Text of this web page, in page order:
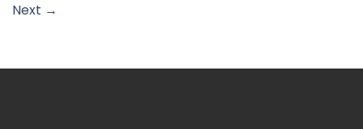
Next →